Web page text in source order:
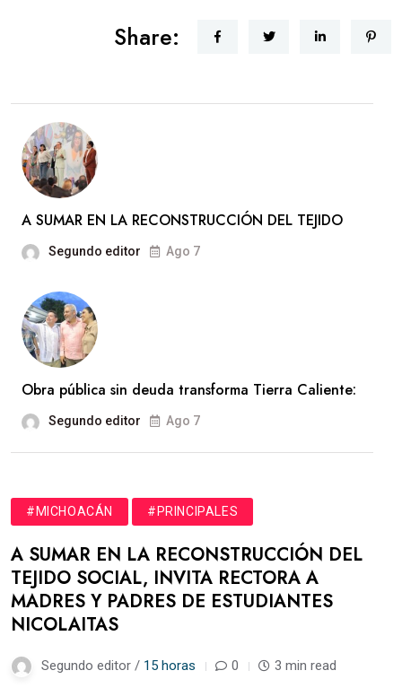
Share:
A SUMAR EN LA RECONSTRUCCIÓN DEL TEJIDO
Segundo editor Ago 7
Obra pública sin deuda transforma Tierra Caliente:
Segundo editor Ago 7
#MICHOACÁN #PRINCIPALES
A SUMAR EN LA RECONSTRUCCIÓN DEL
TEJIDO SOCIAL, INVITA RECTORA A
MADRES Y PADRES DE ESTUDIANTES
NICOLAITAS
Segundo editor / 15 horas 0 3 min read